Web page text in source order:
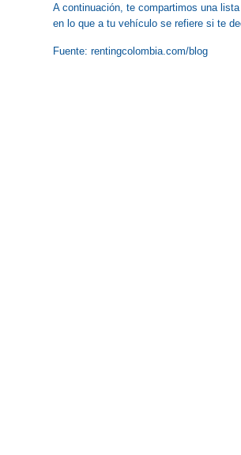
A continuación, te compartimos una
en lo que a tu vehículo se refiere si te
Fuente: rentingcolombia.com/blog